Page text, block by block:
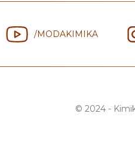
/MODAKIMIKA
© 2024 -